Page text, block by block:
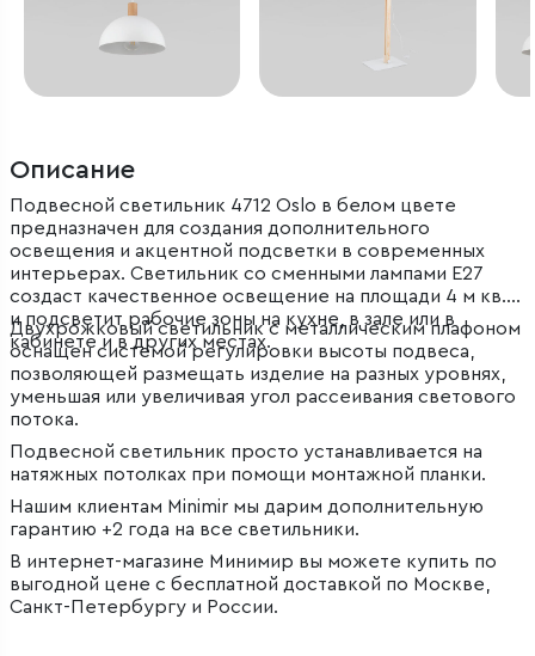
Описание
Подвесной светильник 4712 Oslo в белом цвете
предназначен для создания дополнительного
освещения и акцентной подсветки в современных
интерьерах. Светильник со сменными лампами E27
создаст качественное освещение на площади 4 м кв.
и подсветит рабочие зоны на кухне, в зале или в
кабинете и в других местах.
Двухрожковый светильник с металлическим плафоном
оснащен системой регулировки высоты подвеса,
позволяющей размещать изделие на разных уровнях,
уменьшая или увеличивая угол рассеивания светового
потока.
Подвесной светильник просто устанавливается на
натяжных потолках при помощи монтажной планки.
Нашим клиентам Minimir мы дарим дополнительную
гарантию +2 года на все светильники.
В интернет-магазине Минимир вы можете купить по
выгодной цене с бесплатной доставкой по Москве,
Санкт-Петербургу и России.